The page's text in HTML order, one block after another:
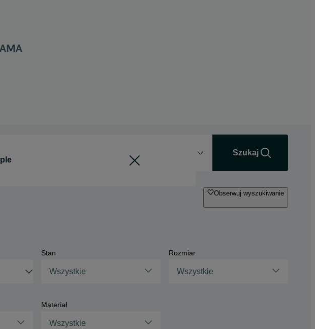
Szukaj
Obserwuj wyszukiwanie
Stan
Wszystkie
Rozmiar
Wszystkie
Materiał
Wszystkie